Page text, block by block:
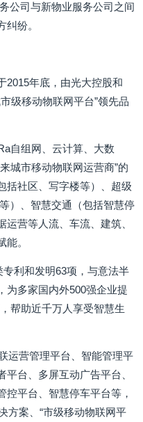
公司与新物业服务公司之间
纷。
2015年底，由光大控股和
级移动物联网平台”领先品
自组网、云计算、大数
城市移动物联网运营商”的
括社区、写字楼等）、超级
）、智慧交通（包括智慧停
营等人流、车流、建筑、
。
利和发明63项，与意法半
为多家国内外500强企业提
帮助近千万人享受智慧生
运营管理平台、智能管理平
台、多屏互动广告平台、
控平台、智慧停车平台等，
方案、“市级移动物联网平